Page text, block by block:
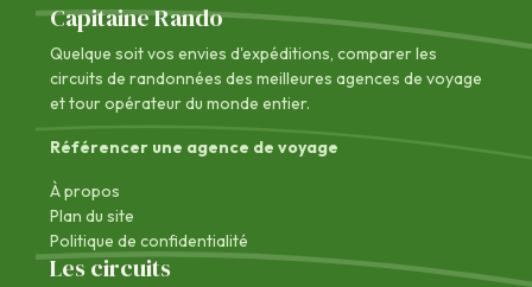
Capitaine Rando
Quelque soit vos envies d'expéditions, comparer les
circuits de randonnées des meilleures agences de voyage
et tour opérateur du monde entier.
Référencer une agence de voyage
À propos
Plan du site
Politique de confidentialité
Les circuits